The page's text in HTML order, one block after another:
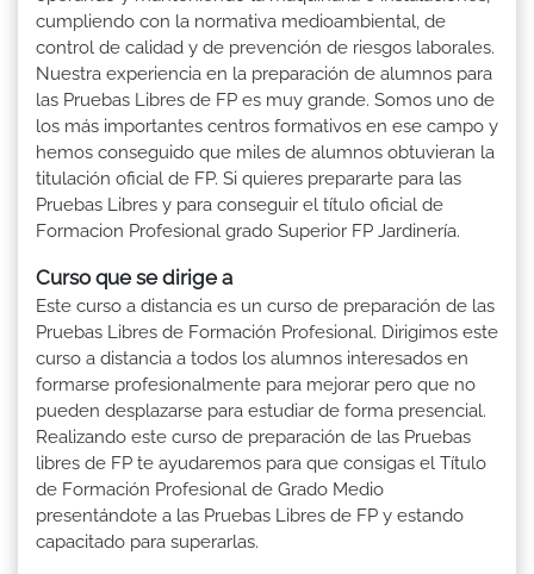
cumpliendo con la normativa medioambiental, de
control de calidad y de prevención de riesgos laborales.
Nuestra experiencia en la preparación de alumnos para
las Pruebas Libres de FP es muy grande. Somos uno de
los más importantes centros formativos en ese campo y
hemos conseguido que miles de alumnos obtuvieran la
titulación oficial de FP. Si quieres prepararte para las
Pruebas Libres y para conseguir el título oficial de
Formacion Profesional grado Superior FP Jardinería.
Curso que se dirige a
Este curso a distancia es un curso de preparación de las
Pruebas Libres de Formación Profesional. Dirigimos este
curso a distancia a todos los alumnos interesados en
formarse profesionalmente para mejorar pero que no
pueden desplazarse para estudiar de forma presencial.
Realizando este curso de preparación de las Pruebas
libres de FP te ayudaremos para que consigas el Título
de Formación Profesional de Grado Medio
presentándote a las Pruebas Libres de FP y estando
capacitado para superarlas.